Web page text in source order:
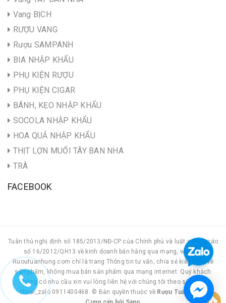
Vang BỊCH
RƯỢU VANG
Rượu SAMPANH
BIA NHẬP KHẨU
PHỤ KIỆN RƯỢU
PHỤ KIỆN CIGAR
BÁNH, KẸO NHẬP KHẨU
SOCOLA NHẬP KHẨU
HOA QUẢ NHẬP KHẨU
THỊT LỢN MUỐI TÂY BAN NHA
TRÀ
FACEBOOK
Tuân thủ nghị định số 185/2013/NĐ-CP của Chính phủ và luật quảng cáo
số 16/2012/QH13 về kinh doanh bán hàng qua mạng, website
Ruoutuanhung.com chỉ là trang Thông tin tư vấn, chia sẻ kiến thức về
sản phẩm, không mua bán sản phẩm qua mạng internet. Quý khách
hàng có nhu cầu xin vui lòng liên hệ với chúng tôi theo số điện
thoại_zalo 0911400468. © Bản quyền thuộc về Rượu Tuấn Hùng